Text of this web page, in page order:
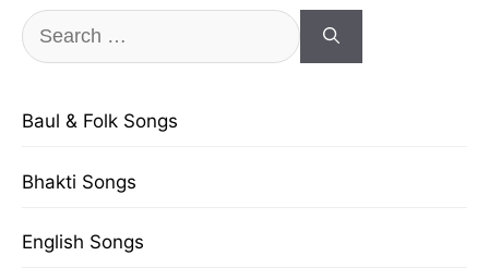
Search
for:
Baul & Folk Songs
Bhakti Songs
English Songs